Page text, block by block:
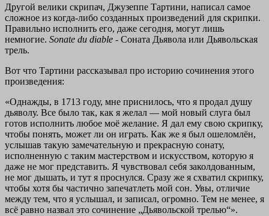
Другой велики скрипач, Джузеппе Тартини, написал самое
сложное из когда-либо созданных произведений для скрипки.
Правильно исполнить его, даже сегодня, могут лишь
немногие. Sonate du diable - Соната Дьявола или Дьявольская
трель.
Вот что Тартини рассказывал про историю сочинения этого
произведения:
«Однажды, в 1713 году, мне приснилось, что я продал душу
дьяволу. Все было так, как я желал — мой новый слуга был
готов исполнить любое моё желание. Я дал ему свою скрипку,
чтобы понять, может ли он играть. Как же я был ошеломлён,
услышав такую замечательную и прекрасную сонату,
исполненную с таким мастерством и искусством, которую я
даже не мог представить. Я чувствовал себя заколдованным,
не мог дышать, и тут я проснулся. Сразу же я схватил скрипку,
чтобы хотя бы частично запечатлеть мой сон. Увы, отличие
между тем, что я услышал, и записал, огромно. Тем не менее, я
всё равно назвал это сочинение „Дьявольской трелью“».